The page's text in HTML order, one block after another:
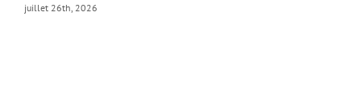
juillet 26th, 2026